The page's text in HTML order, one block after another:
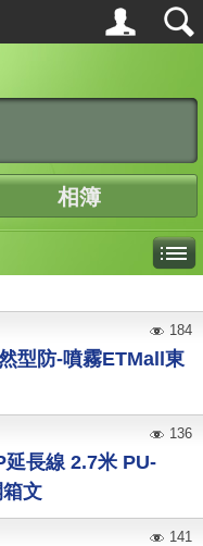
相簿
型防-噴霧ETMall東
184
長線 2.7米 PU-
文
136
141